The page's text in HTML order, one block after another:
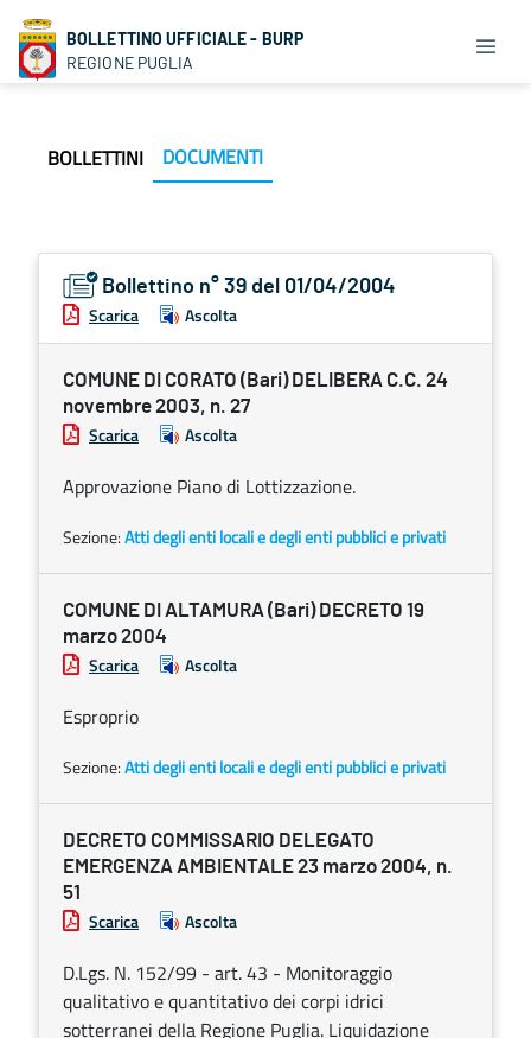
BOLLETTINO UFFICIALE - BURP
REGIONE PUGLIA
BOLLETTINI DOCUMENTI
Bollettino n° 39 del 01/04/2004
Scarica Ascolta
COMUNE DI CORATO (Bari) DELIBERA C.C. 24
novembre 2003, n. 27
Scarica Ascolta
Approvazione Piano di Lottizzazione.
Sezione:Atti degli enti locali e degli enti pubblici e privati
COMUNE DI ALTAMURA (Bari) DECRETO 19
marzo 2004
Scarica Ascolta
Esproprio
Sezione:Atti degli enti locali e degli enti pubblici e privati
DECRETO COMMISSARIO DELEGATO
EMERGENZA AMBIENTALE 23 marzo 2004, n.
51
Scarica Ascolta
D.Lgs. N. 152/99 - art. 43 - Monitoraggio
qualitativo e quantitativo dei corpi idrici
sotterranei della Regione Puglia. Liquidazione